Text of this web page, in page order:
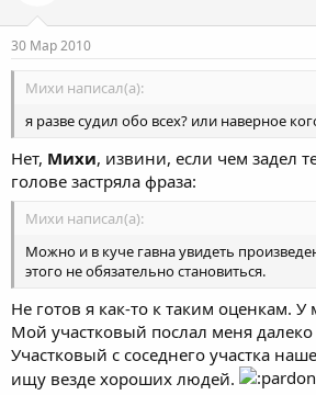
30 Мар 2010
Михи написал(а):
я разве судил обо всех? или наверное
Нет, Михи, извини, если чем задел
голове застряла фраза:
Михи написал(а):
Можно и в куче гавна увидеть
этого не обязательно становиться.
Не готов я как-то к таким оценкам.
Мой участковый послал меня
Участковый с соседнего участка
ищу везде хороших людей.